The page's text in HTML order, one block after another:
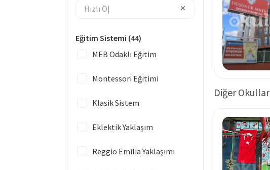
Eğitim Sistemi (44)
MEB Odaklı Eğitim
Montessori Eğitimi
Klasik Sistem
Eklektik Yaklaşım
Reggio Emilia Yaklaşımı
Diğer Okullar